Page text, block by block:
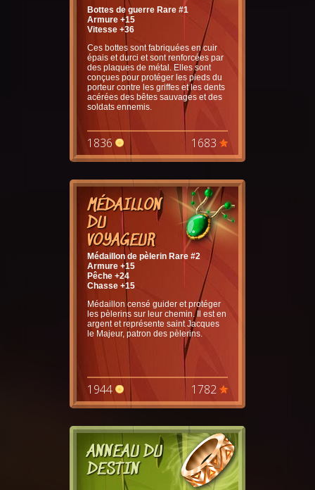
Bottes de guerre Rare #1
Armure +15
Vitesse +36
Ces bottes sont fabriquées en cuir
épais et durci et sont renforcées par
des plaques de métal. Elles sont
conçues pour protéger les pieds du
porteur contre les griffes et les dents
acérées des bêtes sauvages et des
soldats ennemis.
1836 1683
MÉDAILLON
DU
VOYAGEUR
Médaillon de pèlerin Rare #2
Armure +15
Pêche +24
Chasse +15
Médaillon censé guider et protéger
les pèlerins sur leur chemin. Il est en
argent et représente saint Jacques
le Majeur, patron des pèlerins.
1944 1782
ANNEAU DU
DESTIN